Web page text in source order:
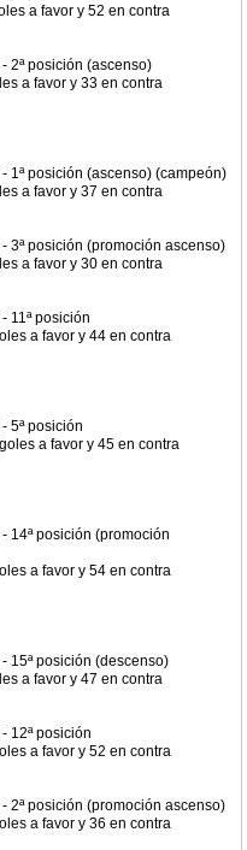
a favor y 52 en contra
2ª posición (ascenso)
a favor y 33 en contra
1ª posición (ascenso) (campeón)
a favor y 37 en contra
3ª posición (promoción ascenso)
a favor y 30 en contra
11ª posición
a favor y 44 en contra
5ª posición
a favor y 45 en contra
14ª posición (promoción
a favor y 54 en contra
15ª posición (descenso)
a favor y 47 en contra
12ª posición
a favor y 52 en contra
2ª posición (promoción ascenso)
a favor y 36 en contra